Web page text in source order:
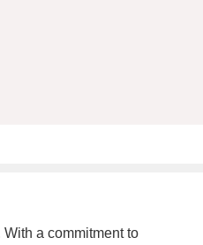
a commitment to